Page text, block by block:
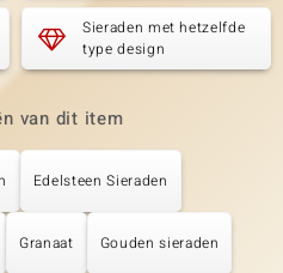
Sieraden met hetzelfde
type design
van dit item
Edelsteen Sieraden
Granaat Gouden sieraden